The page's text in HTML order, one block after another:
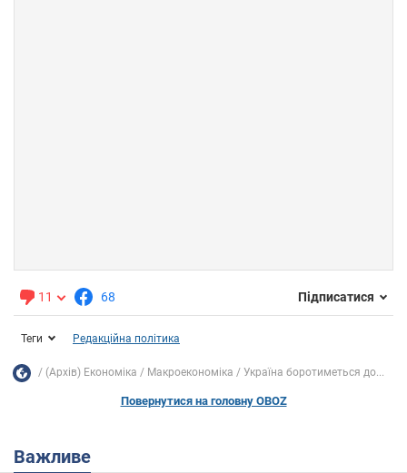
11 68 Підписатися
Теги Редакційна політика
(Архів) Економіка Mакроекономіка Україна боротиметься до...
Повернутися на головну OBOZ
Важливе